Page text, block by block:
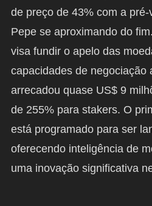
de preço de 43% com a
Pepe se aproximando do
visa fundir o apelo das
capacidades de negociação
arrecadou quase US$ 9
de 255% para stakers. O
está programado para ser
oferecendo inteligência de
uma inovação significativa